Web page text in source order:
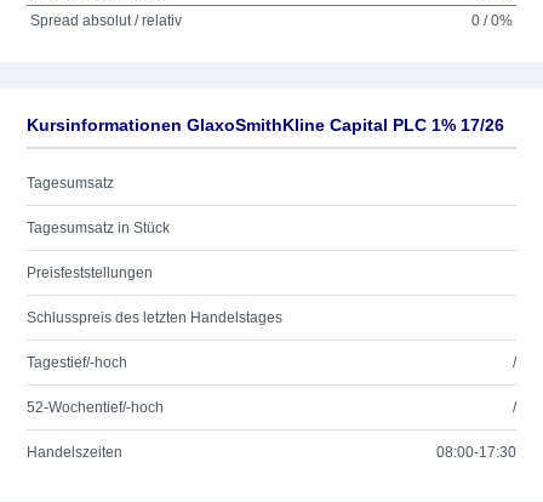
Spread absolut / relativ
0 / 0%
Kursinformationen GlaxoSmithKline Capital PLC 1% 17/26
Tagesumsatz
Tagesumsatz in Stück
Preisfeststellungen
Schlusspreis des letzten Handelstages
Tagestief/-hoch /
52-Wochentief/-hoch /
Handelszeiten 08:00-17:30